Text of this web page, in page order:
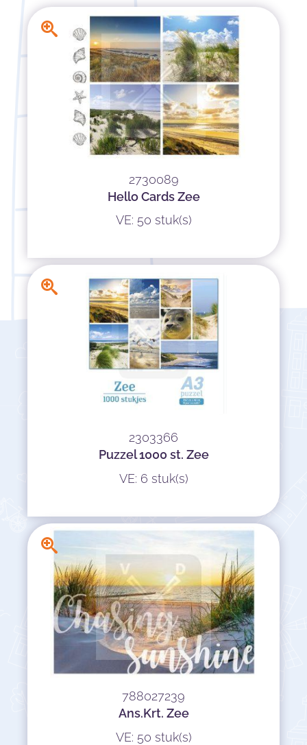
2730089
Hello Cards Zee
VE: 50 stuk(s)
2303366
Puzzel 1000 st. Zee
VE: 6 stuk(s)
788027239
Ans.Krt. Zee
VE: 50 stuk(s)